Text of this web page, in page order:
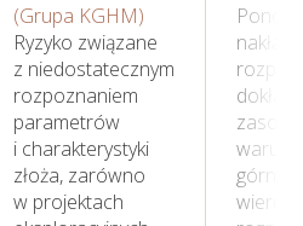
(Grupa KGHM)
Ryzyko związane
z niedostatecznym
rozpoznaniem
parametrów
i charakterystyki
złoża, zarówno
w projektach